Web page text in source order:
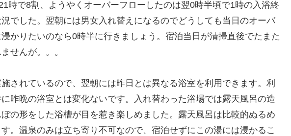
時で8割、ようやくオーバーフローしたのは翌0時半頃で1時の入浴終
でした。翌朝には男女入れ替えになるのでどうしても当日のオーバ
かりたいのなら0時半に行きましょう。宿泊当日が清掃直後でたまた
せんが。。。
されているので、翌朝には昨日とは異なる浴室を利用できます。利
昨晩の浴室とは変化ないです。入れ替わった浴場では露天風呂の造
の形をした浴槽が目を惹き楽しめました。露天風呂は比較的ぬるめ
。温泉のみは立ち寄り不可なので、宿泊せずにこの湯には浸かるこ